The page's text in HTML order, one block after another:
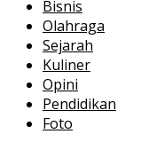
Bisnis
Olahraga
Sejarah
Kuliner
Opini
Pendidikan
Foto